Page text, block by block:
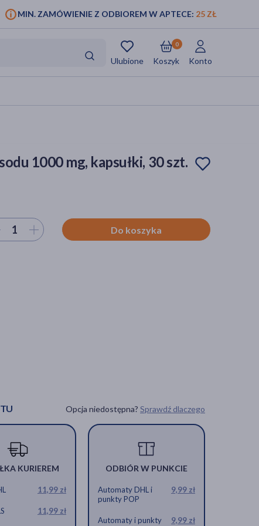
MIN. ZAMÓWIENIE Z ODBIOREM W APTECE: 25 ZŁ
Ulubione Koszyk
0
Konto
1000 mg, kapsułki, 30 szt.
ilość Do koszyka
Opcja niedostępna? Sprawdź dlaczego
KURIEREM
11,99 zł
11,99 zł
ODBIÓR W PUNKCIE
Automaty DHL i
punkty POP
9,99 zł
Automaty i punkty
9,99 zł